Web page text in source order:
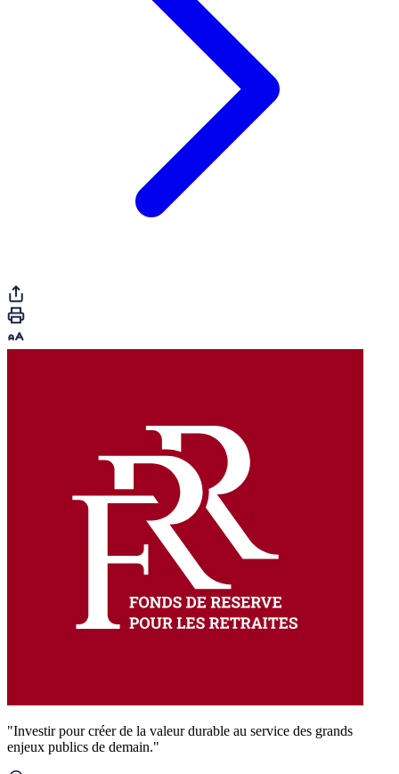
"Investir pour créer de la valeur durable au service des grands
enjeux publics de demain."